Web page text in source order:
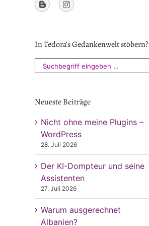
In Tedora’s Gedankenwelt stöbern?
Suchen
nach:
Neueste Beiträge
Nicht ohne meine Plugins –
WordPress
28. Juli 2026
Der KI-Dompteur und seine
Assistenten
27. Juli 2026
Warum ausgerechnet
Albanien?